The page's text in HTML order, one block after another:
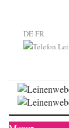
DEFR